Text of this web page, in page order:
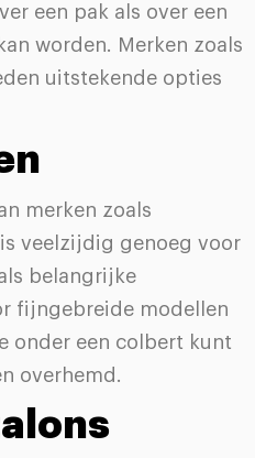
een pak als over een
worden. Merken zoals
uitstekende opties
merken zoals
veelzijdig genoeg voor
belangrijke
fijngebreide modellen
onder een colbert kunt
overhemd.